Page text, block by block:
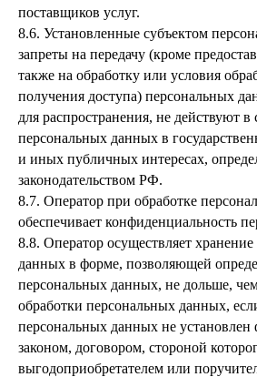
поставщиков услуг.
8.6. Установленные субъектом
запреты на передачу (кроме
также на обработку или условия
получения доступа) персональных
для распространения, не действуют в
персональных данных в
и иных публичных интересах,
законодательством РФ.
8.7. Оператор при обработке
обеспечивает конфиденциальность
8.8. Оператор осуществляет
данных в форме, позволяющей
персональных данных, не дольше,
обработки персональных данных,
персональных данных не установлен
законом, договором, стороной
выгодоприобретателем или